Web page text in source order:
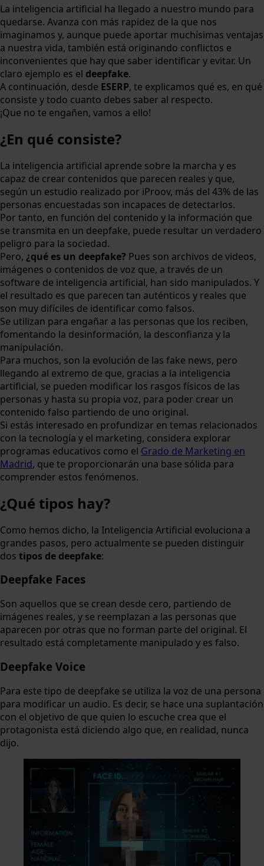
La inteligencia artificial ha llegado a nuestro mundo para
quedarse. Avanza con más rapidez de la que nos
imaginamos y, aunque puede aportar muchísimas ventajas
a nuestra vida, también está originando conflictos e
inconvenientes que hay que saber identificar y evitar. Un
claro ejemplo es el deepfake.
A continuación, desde ESERP, te explicamos qué es, en qué
consiste y todo cuanto debes saber al respecto.
¡Que no te engañen, vamos a ello!
¿En qué consiste?
La inteligencia artificial aprende sobre la marcha y es
capaz de crear contenidos que parecen reales y que,
según un estudio realizado por iProov, más del 43% de las
personas encuestadas son incapaces de detectarlos.
Por tanto, en función del contenido y la información que
se transmita en un deepfake, puede resultar un verdadero
peligro para la sociedad.
Pero, ¿qué es un deepfake? Pues son archivos de videos,
imágenes o contenidos de voz que, a través de un
software de inteligencia artificial, han sido manipulados. Y
el resultado es que parecen tan auténticos y reales que
son muy difíciles de identificar como falsos.
Se utilizan para engañar a las personas que los reciben,
fomentando la desinformación, la desconfianza y la
manipulación.
Para muchos, son la evolución de las fake news, pero
llegando al extremo de que, gracias a la inteligencia
artificial, se pueden modificar los rasgos físicos de las
personas y hasta su propia voz, para poder crear un
contenido falso partiendo de uno original.
Si estás interesado en profundizar en temas relacionados
con la tecnología y el marketing, considera explorar
programas educativos como el Grado de Marketing en
Madrid, que te proporcionarán una base sólida para
comprender estos fenómenos.
¿Qué tipos hay?
Como hemos dicho, la Inteligencia Artificial evoluciona a
grandes pasos, pero actualmente se pueden distinguir
dos tipos de deepfake:
Deepfake Faces
Son aquellos que se crean desde cero, partiendo de
imágenes reales, y se reemplazan a las personas que
aparecen por otras que no forman parte del original. El
resultado está completamente manipulado y es falso.
Deepfake Voice
Para este tipo de deepfake se utiliza la voz de una persona
para modificar un audio. Es decir, se hace una suplantación
con el objetivo de que quien lo escuche crea que el
protagonista está diciendo algo que, en realidad, nunca
dijo.